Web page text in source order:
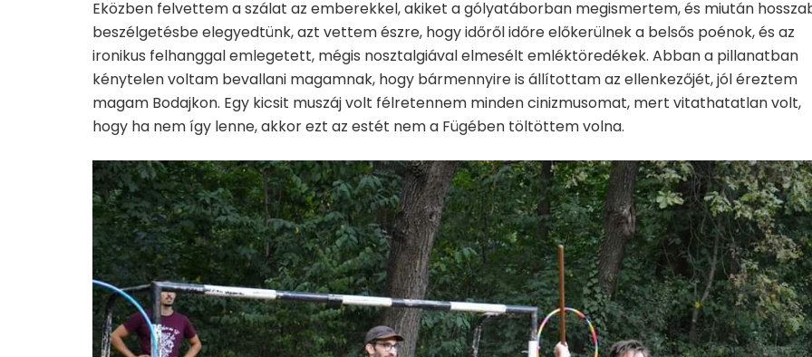
Eközben felvettem a szálat az emberekkel, akiket a gólyatáborban megismertem, és miután
beszélgetésbe elegyedtünk, azt vettem észre, hogy időről időre előkerülnek a belsős poénok, és az
ironikus felhanggal emlegetett, mégis nosztalgiával elmesélt emléktöredékek. Abban a pillanatban
kénytelen voltam bevallani magamnak, hogy bármennyire is állítottam az ellenkezőjét, jól éreztem
magam Bodajkon. Egy kicsit muszáj volt félretennem minden cinizmusomat, mert vitathatatlan volt,
hogy ha nem így lenne, akkor ezt az estét nem a Fügében töltöttem volna.